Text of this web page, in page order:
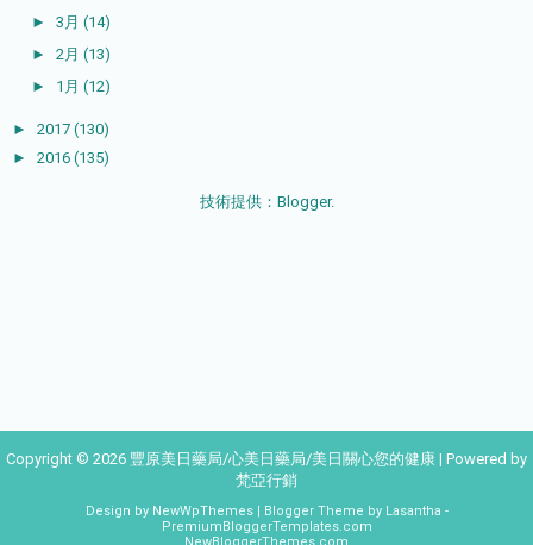
► 3月 (14)
► 2月 (13)
► 1月 (12)
► 2017 (130)
► 2016 (135)
技術提供： Blogger.
Copyright © 2026 豐原美日藥局/心美日藥局/美日關心您的健康 | Powered by
梵亞行銷
Design by NewWpThemes| Blogger Theme by Lasantha -
PremiumBloggerTemplates.com